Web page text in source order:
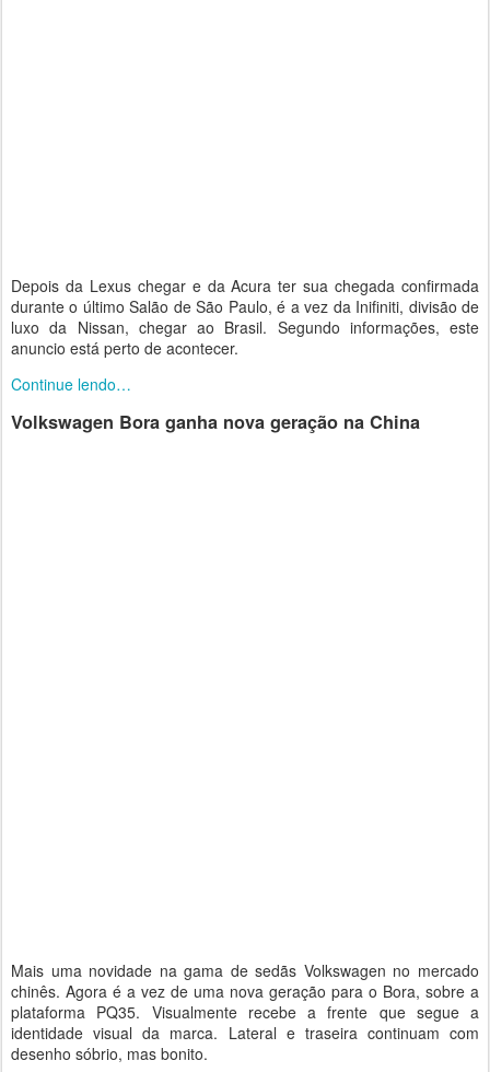
Depois da Lexus chegar e da Acura ter sua chegada confirmada
durante o último Salão de São Paulo, é a vez da Inifiniti, divisão de
luxo da Nissan, chegar ao Brasil. Segundo informações, este
anuncio está perto de acontecer.
Continue lendo…
Volkswagen Bora ganha nova geração na China
Mais uma novidade na gama de sedãs Volkswagen no mercado
chinês. Agora é a vez de uma nova geração para o Bora, sobre a
plataforma PQ35. Visualmente recebe a frente que segue a
identidade visual da marca. Lateral e traseira continuam com
desenho sóbrio, mas bonito.